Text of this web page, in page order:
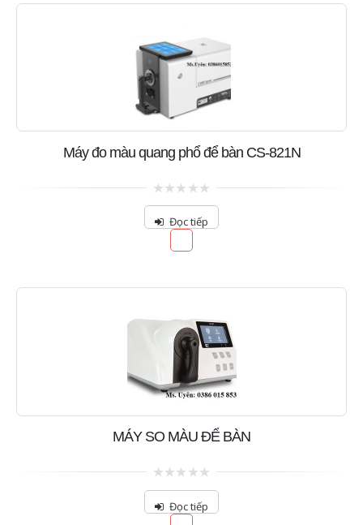
Máy đo màu quang phổ để bàn CS-821N
0
of
Đọc tiếp
MÁY SO MÀU ĐỂ BÀN
0
of
Đọc tiếp